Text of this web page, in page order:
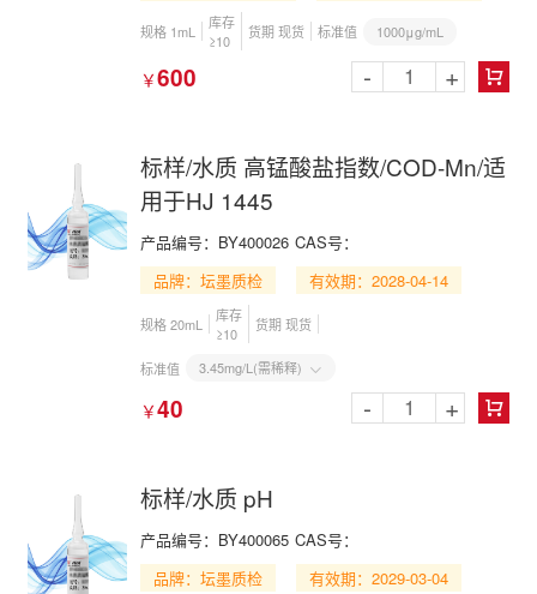
规格 1mL
库存
≥10
货期 现货 标准值 1000μg/mL
￥600 
- +
标样/水质 高锰酸盐指数/COD-Mn/适
用于HJ 1445
产品编号：BY400026 CAS号：
品牌：坛墨质检
有效期：2028-04-14
规格 20mL
库存
≥10
货期 现货
标准值 3.45mg/L(需稀释) 
￥40 
- +
标样/水质 pH
产品编号：BY400065 CAS号：
品牌：坛墨质检
有效期：2029-03-04